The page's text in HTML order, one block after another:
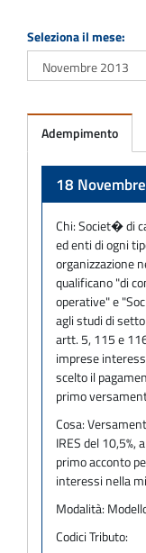
Seleziona il mese:
Adempimento
18
Chi:Societ� di
ed enti di ogni
organizzazione
qualificano "di
operative" e
agli studi di
artt. 5, 115 e
imprese
scelto il
primo
Cosa:
IRES del 10,5%,
primo acconto
interessi nella
Modalità:
Codici Tributo: